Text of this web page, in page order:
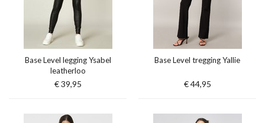
Base Level legging Ysabel
leatherloo
€ 39,95
Base Level tregging Yallie
€ 44,95